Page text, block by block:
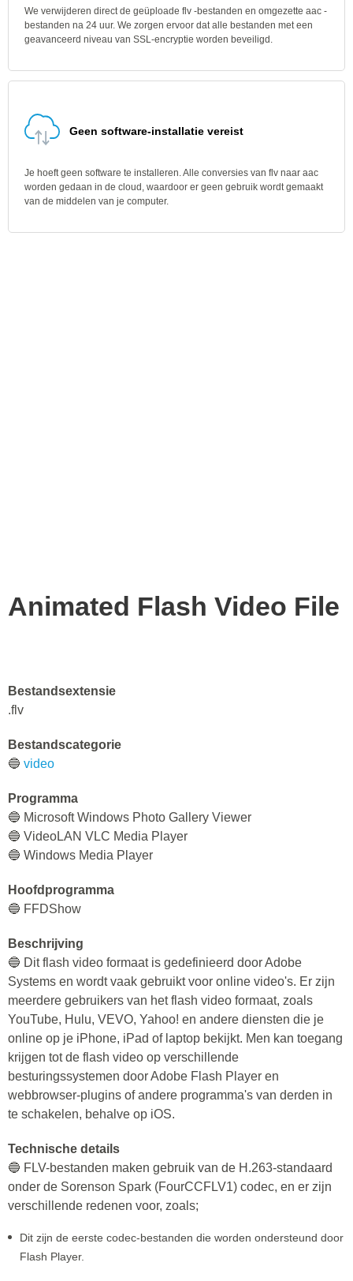
We verwijderen direct de geüploade flv -bestanden en omgezette aac -
bestanden na 24 uur. We zorgen ervoor dat alle bestanden met een
geavanceerd niveau van SSL-encryptie worden beveiligd.
Geen software-installatie vereist
Je hoeft geen software te installeren. Alle conversies van flv naar aac
worden gedaan in de cloud, waardoor er geen gebruik wordt gemaakt
van de middelen van je computer.
Animated Flash Video File
Bestandsextensie
.flv
Bestandscategorie
🔵 video
Programma
🔵 Microsoft Windows Photo Gallery Viewer
🔵 VideoLAN VLC Media Player
🔵 Windows Media Player
Hoofdprogramma
🔵 FFDShow
Beschrijving
🔵 Dit flash video formaat is gedefinieerd door Adobe
Systems en wordt vaak gebruikt voor online video's. Er zijn
meerdere gebruikers van het flash video formaat, zoals
YouTube, Hulu, VEVO, Yahoo! en andere diensten die je
online op je iPhone, iPad of laptop bekijkt. Men kan toegang
krijgen tot de flash video op verschillende
besturingssystemen door Adobe Flash Player en
webbrowser-plugins of andere programma's van derden in
te schakelen, behalve op iOS.
Technische details
🔵 FLV-bestanden maken gebruik van de H.263-standaard
onder de Sorenson Spark (FourCCFLV1) codec, en er zijn
verschillende redenen voor, zoals;
Dit zijn de eerste codec-bestanden die worden ondersteund door
Flash Player.